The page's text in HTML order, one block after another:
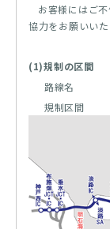
お客様にはご
協力をお願いいた
(1)規制の区間
路線名
規制区間